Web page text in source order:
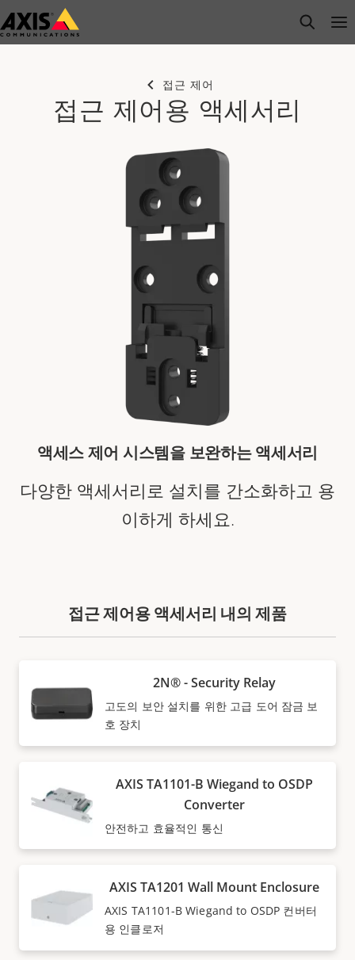
주
요
open
접근 제어
접근 제어용 액세서리
액세스 제어 시스템을 보완하는 액세서리
다양한 액세서리로 설치를 간소화하고 용
이하게 하세요.
접근 제어용 액세서리 내의 제품
2N® - Security Relay
고도의 보안 설치를 위한 고급 도어 잠금 보
호 장치
AXIS TA1101-B Wiegand to OSDP
Converter
안전하고 효율적인 통신
AXIS TA1201 Wall Mount Enclosure
AXIS TA1101-B Wiegand to OSDP 컨버터
용 인클로저